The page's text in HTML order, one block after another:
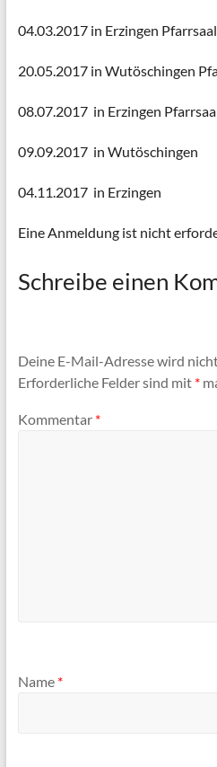
04.03.2017 in Erzingen
20.05.2017 in Wutöschingen
08.07.2017 in Erzingen
09.09.2017 in Wutöschingen
04.11.2017 in Erzingen
Eine Anmeldung ist nicht
Schreibe einen
Deine E-Mail-Adresse wird
Erforderliche Felder sind mit *
Kommentar *
Name *